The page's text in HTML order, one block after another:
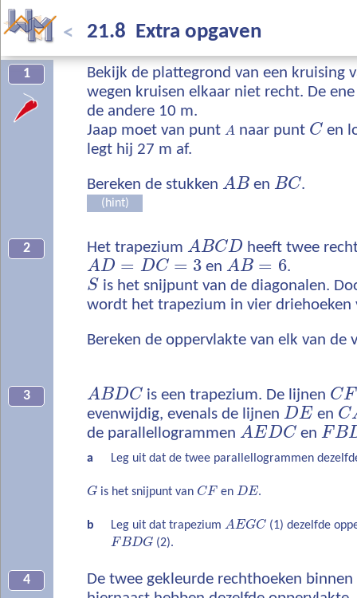
< 21.8 Extra opgaven
1
Bekijk de plattegrond van een kruising
wegen kruisen elkaar niet recht. De
de andere 10 m.
Jaap moet van punt A naar punt C en
legt hij 27 m af.
Bereken de stukken AB en BC.
(hint)
2 Het trapezium ABCD heeft twee
AD = DC = 3 enAB = 6.
S is het snijpunt van de diagonalen.
wordt het trapezium in vier driehoeken
Bereken de oppervlakte van elk van de
3 ABDC is een trapezium. De lijnen CF
evenwijdig, evenals de lijnen DE en C
de parallellogrammen AEDCen FB
a Leg uit dat de twee parallellogrammen
G is het snijpunt van CFen DE.
b Leg uit dat trapezium AEGC (1) dezelfde
FBDG(2).
4
De twee gekleurde rechthoeken